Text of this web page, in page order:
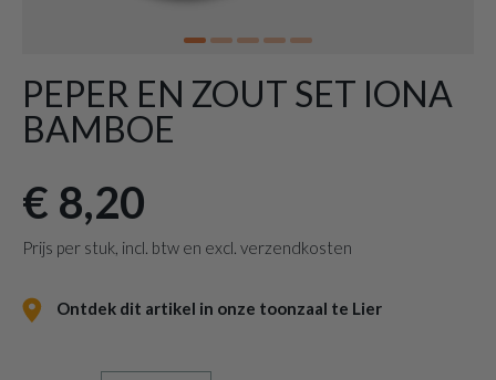
PEPER EN ZOUT SET IONA
BAMBOE
€ 8,20
Prijs per stuk, incl. btw en excl. verzendkosten
Ontdek dit artikel in onze toonzaal te Lier